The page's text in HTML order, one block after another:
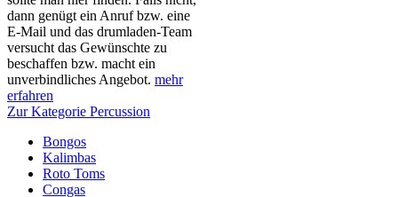
dann genügt ein Anruf bzw. eine
E-Mail und das drumladen-Team
versucht das Gewünschte zu
beschaffen bzw. macht ein
unverbindliches Angebot. mehr
erfahren
Zur Kategorie Percussion
Bongos
Kalimbas
Roto Toms
Congas